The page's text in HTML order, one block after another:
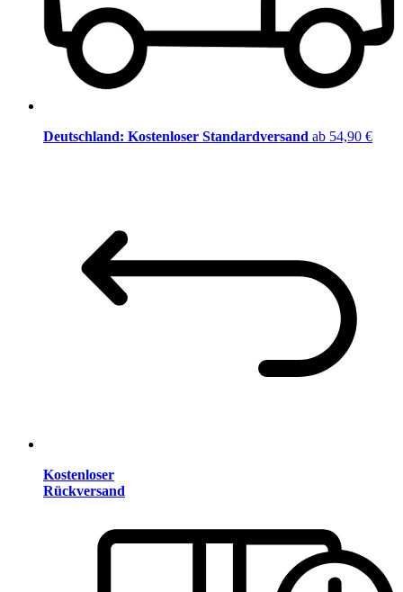
Deutschland: Kostenloser Standardversand ab 54,90 €
Kostenloser
Rückversand